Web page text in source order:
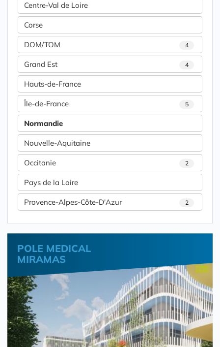
Centre-Val de Loire
Corse
DOM/TOM 4
Grand Est 4
Hauts-de-France
Île-de-France 5
Normandie
Nouvelle-Aquitaine
Occitanie 2
Pays de la Loire
Provence-Alpes-Côte-D'Azur 2
POLE MEDICAL
MIRAMAS